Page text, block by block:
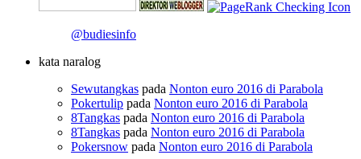
@budiesinfo
kata naralog
Sewutangkas pada Nonton euro 2016 di Parabola
Pokertulip pada Nonton euro 2016 di Parabola
8Tangkas pada Nonton euro 2016 di Parabola
8Tangkas pada Nonton euro 2016 di Parabola
Pokersnow pada Nonton euro 2016 di Parabola